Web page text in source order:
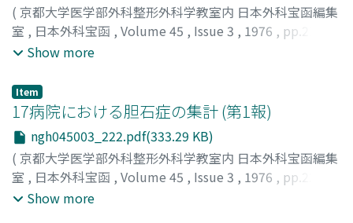
( 京都大学医学部外科整形外科学教室内 日本外科宝函編集
室 , 日本外科宝函 , Volume 45 , Issue 3 , 1976 , pp.213-
221)
KATSUYA
沢, 泰介;小田, 良之輔;中谷, 勝也;四方, 義朗;牧野, 督太郎
Show more
Item
17病院における胆石症の集計 (第1報)
ngh045003_222.pdf(333.29 KB)
( 京都大学医学部外科整形外科学教室内 日本外科宝函編集
室 , 日本外科宝函 , Volume 45 , Issue 3 , 1976 , pp.222-
226)
Show more